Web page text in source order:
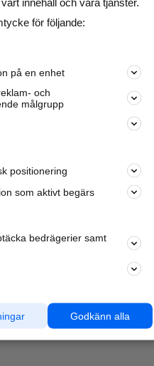
företaget på
och
nära dig.
för följande:
på en enhet
och
målgrupp
positionering
som aktivt begärs
bedrägerier samt
Godkänn alla